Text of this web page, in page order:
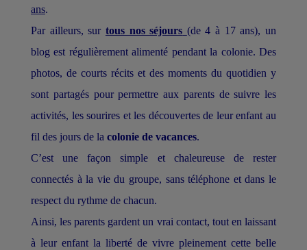
ans.
Par ailleurs, sur tous nos séjours (de 4 à 17 ans), un
blog est régulièrement alimenté pendant la colonie. Des
photos, de courts récits et des moments du quotidien y
sont partagés pour permettre aux parents de suivre les
activités, les sourires et les découvertes de leur enfant au
fil des jours de la colonie de vacances.
C’est une façon simple et chaleureuse de rester
connectés à la vie du groupe, sans téléphone et dans le
respect du rythme de chacun.
Ainsi, les parents gardent un vrai contact, tout en laissant
à leur enfant la liberté de vivre pleinement cette belle